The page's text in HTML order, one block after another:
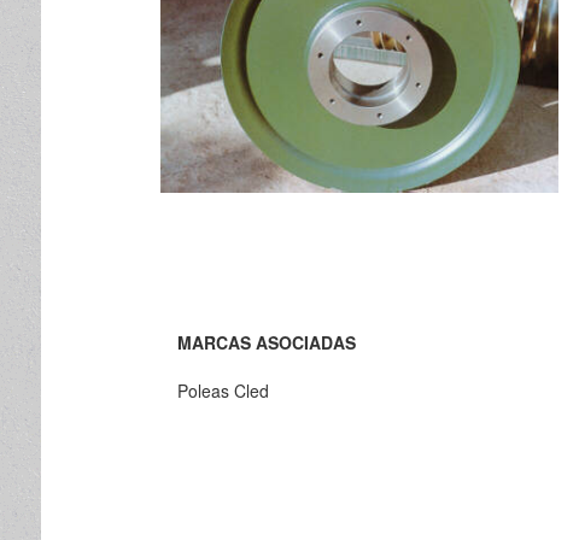
MARCAS ASOCIADAS
Poleas Cled